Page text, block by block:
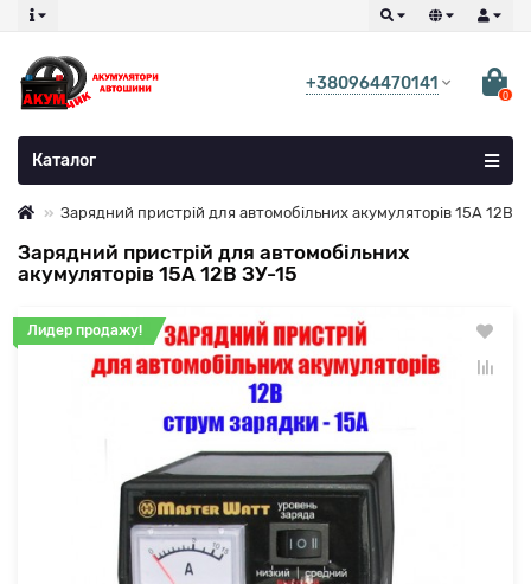
+380964470141
0
Каталог
Зарядний пристрій для автомобільних акумуляторів 15А 12В
Зарядний пристрій для автомобільних
акумуляторів 15А 12В ЗУ-15
Лидер продажу!